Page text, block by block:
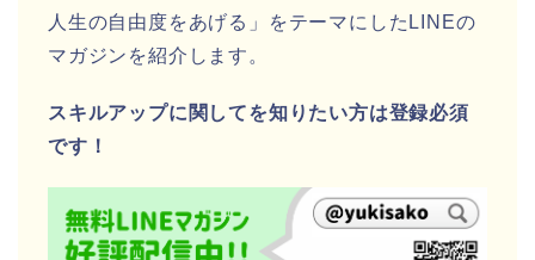
人生の自由度をあげる」をテーマにしたLINEの
マガジンを紹介します。
スキルアップに関してを知りたい方は登録必須
です！